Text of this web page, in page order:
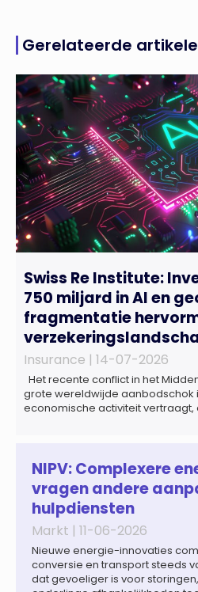
Gerelateerde
Swiss Re Institute:
750 miljard in AI en
fragmentatie
Insurance | 14-07-2026
Het recente conflict in het
grote wereldwijde aanbodschok
economische activiteit vertraagt,
wereldwijd naar verwachting
NIPV: Complexere
vragen andere
hulpdiensten
Markt | 11-06-2026
Nieuwe energie-innovaties
conversie en transport steeds
dat gevoeliger is voor